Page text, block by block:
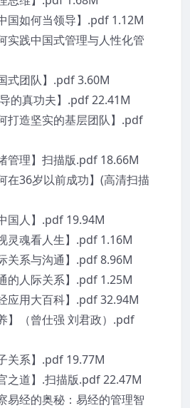
国如何当领导】.pdf 1.12M
实践中国式管理与人性化管
式团队】.pdf 3.60M
的真功夫】.pdf 22.41M
打造坚实的基层团队】.pdf
管理】扫描版.pdf 18.66M
在36岁以前成功】(高清扫描
国人】.pdf 19.94M
灵魂看人生】.pdf 1.16M
关系与沟通】.pdf 8.96M
的人际关系】.pdf 1.25M
应用大百科】.pdf 32.94M
】（曾仕强 刘君政）.pdf
关系】.pdf 19.77M
之道】.扫描版.pdf 22.47M
易经的奥秘：易经的管理智